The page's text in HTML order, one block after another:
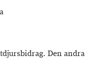
Den andra